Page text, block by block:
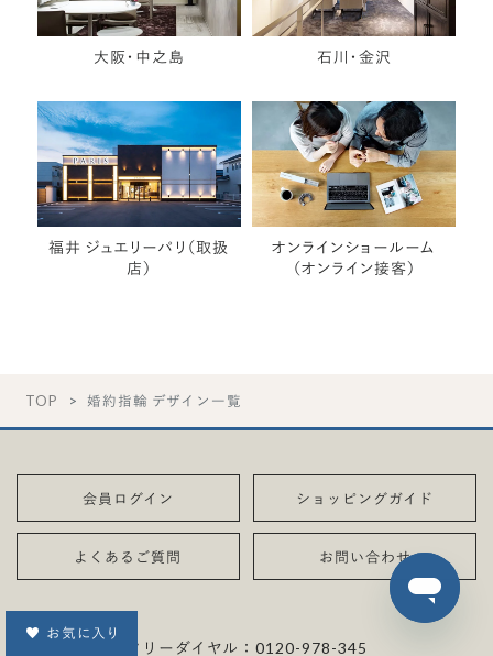
大阪・中之島 石川・金沢
福井 ジュエリーパリ（取扱
店）
オンラインショールーム
（オンライン接客）
お気に入り
TOP 婚約指輪 デザイン一覧
会員ログイン ショッピングガイド
よくあるご質問 お問い合わせ
フリーダイヤル：0120-978-345